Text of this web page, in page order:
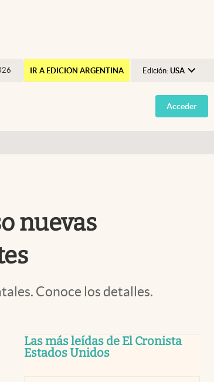
IR A EDICIÓN ARGENTINA Edición: USA
Argentina
España
Acceder
nuevas
Conoce los detalles.
Las más leídas de El Cronista
Estados Unidos